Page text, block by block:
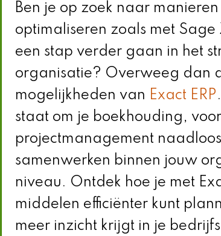
Ben je op zoek naar
optimaliseren zoals met
een stap verder gaan in het
organisatie? Overweeg dan
mogelijkheden van Exact ERP
staat om je boekhouding,
projectmanagement
samenwerken binnen jouw
niveau. Ontdek hoe je met
middelen efficiënter kunt
meer inzicht krijgt in je